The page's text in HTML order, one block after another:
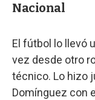
Nacional
El fútbol lo llevó
vez desde otro
técnico. Lo hizo
Domínguez con